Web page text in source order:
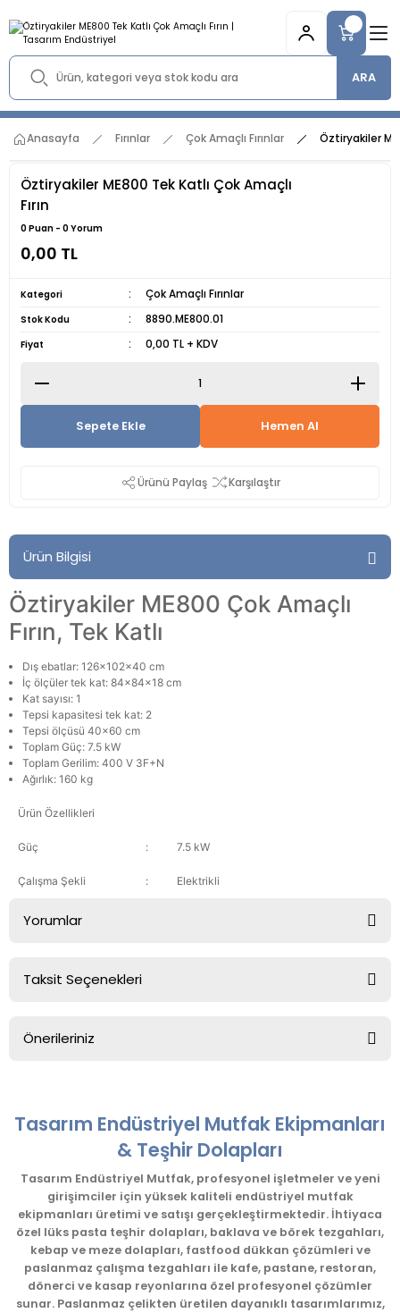
ARA
Anasayfa Fırınlar Çok Amaçlı Fırınlar Öztiryakiler
Öztiryakiler ME800 Tek Katlı Çok Amaçlı
Fırın
0 Puan - 0 Yorum
0,00 TL
Kategori Çok Amaçlı Fırınlar
Stok Kodu 8890.ME800.01
Fiyat 0,00 TL + KDV
Sepete Ekle Hemen Al
Ürünü Paylaş Karşılaştır
Ürün Bilgisi
Öztiryakiler ME800 Çok Amaçlı
Fırın, Tek Katlı
Dış ebatlar: 126x102x40 cm
İç ölçüler tek kat: 84x84x18 cm
Kat sayısı: 1
Tepsi kapasitesi tek kat: 2
Tepsi ölçüsü 40x60 cm
Toplam Güç: 7.5 kW
Toplam Gerilim: 400 V 3F+N
Ağırlık: 160 kg
Ürün Özellikleri
Güç : 7.5 kW
Çalışma Şekli : Elektrikli
Yorumlar
Taksit Seçenekleri
Önerileriniz
kullanarak tarafımıza iletebilirsiniz.
Görüş ve önerileriniz için teşekkür ederiz.
Ürün resmi kalitesiz, bozuk veya görüntülenemiyor.
Ürün açıklamasında eksik bilgiler bulunuyor.
Ürün bilgilerinde hatalar bulunuyor.
Ürün fiyatı diğer sitelerden daha pahalı.
Bu ürüne benzer farklı alternatifler olmalı.
Tasarım Endüstriyel Mutfak Ekipmanları
& Teşhir Dolapları
Tasarım Endüstriyel Mutfak, profesyonel işletmeler ve yeni
girişimciler için yüksek kaliteli endüstriyel mutfak
ekipmanları üretimi ve satışı gerçekleştirmektedir. İhtiyaca
özel lüks pasta teşhir dolapları, baklava ve börek tezgahları,
kebap ve meze dolapları, fastfood dükkan çözümleri ve
paslanmaz çalışma tezgahları ile kafe, pastane, restoran,
dönerci ve kasap reyonlarına özel profesyonel çözümler
sunar. Paslanmaz çelikten üretilen dayanıklı tasarımlarımız,